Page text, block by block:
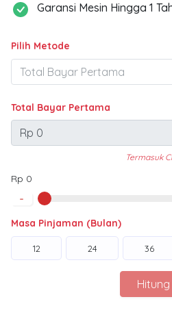
Garansi Mesin Hingga 1
Pilih Metode
Total Bayar Pertama
Termasuk
Rp 0
-
Masa Pinjaman (Bulan)
12 24 36
Hitung